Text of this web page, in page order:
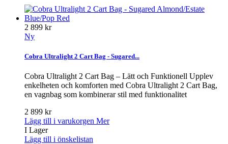
2 899 kr
Ny
Cobra Ultralight 2 Cart Bag - Sugared...
Cobra Ultralight 2 Cart Bag – Lätt och Funktionell Upplev
enkelheten och komforten med Cobra Ultralight 2 Cart Bag,
en vagnbag som kombinerar stil med funktionalitet
2 899 kr
Lägg till i varukorgen Mer
I Lager
Lägg till i önskelistan